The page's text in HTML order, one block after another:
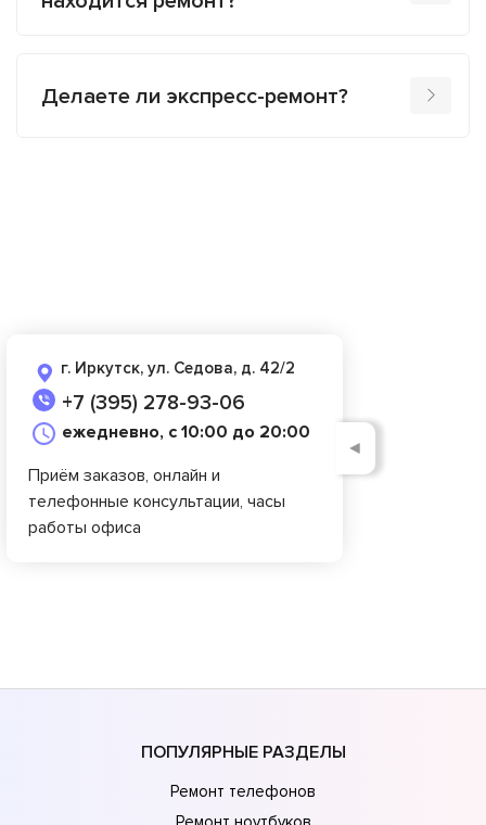
Делаете ли экспресс-ремонт?
г. Иркутск, ул. Седова, д. 42/2
+7 (395) 278-93-06
ежедневно, с 10:00 до 20:00
Приём заказов, онлайн и
телефонные консультации, часы
работы офиса
◄
ПОПУЛЯРНЫЕ РАЗДЕЛЫ
Ремонт телефонов